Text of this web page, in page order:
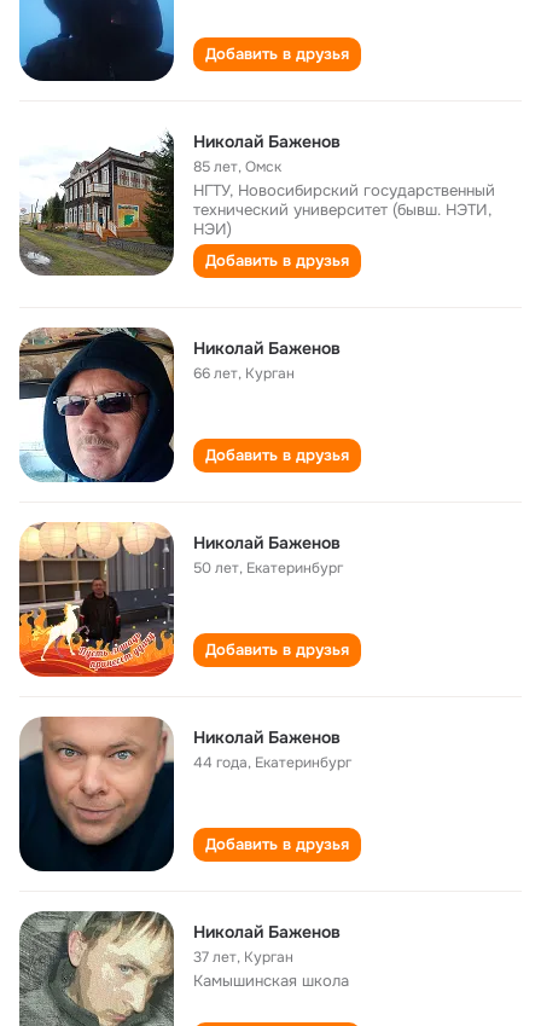
Добавить в друзья
Николай Баженов
85 лет,Омск
НГТУ, Новосибирский государственный
технический университет (бывш. НЭТИ,
НЭИ)
Добавить в друзья
Николай Баженов
66 лет, Курган
Добавить в друзья
Николай Баженов
50 лет, Екатеринбург
Добавить в друзья
Николай Баженов
44 года, Екатеринбург
Добавить в друзья
Николай Баженов
37 лет, Курган
Камышинская школа